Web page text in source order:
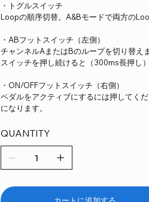
・トグルスイッチ
Loopの順序切替。A&Bモードで両方の
・ABフットスイッチ（左側）
チャンネルAまたはBのループを切り替え
スイッチを押し続けると（300ms長押し
・ON/OFFフットスイッチ（右側）
ペダルをアクティブにするには押してく
になります。
QUANTITY